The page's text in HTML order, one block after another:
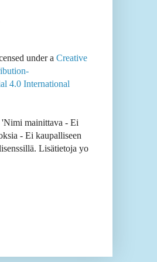
under a Creative
4.0 International
mainittava - Ei
- Ei kaupalliseen
Lisätietoja yo